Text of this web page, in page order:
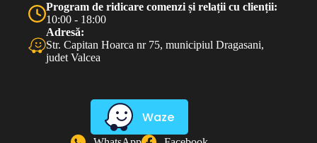
Program de ridicare comenzi și relații cu clienții:
10:00 - 18:00
Adresă:
Str. Capitan Hoarca nr 75, municipiul Dragasani,
judet Valcea
Waze